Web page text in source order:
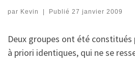
par Kevin | Publié 27 janvier 2009
Deux groupes ont été
à priori identiques, qui ne se